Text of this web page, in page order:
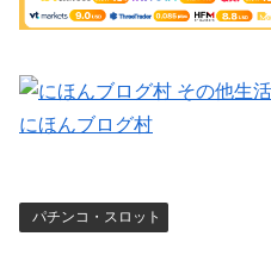
にほんブログ村
パチンコ・スロット